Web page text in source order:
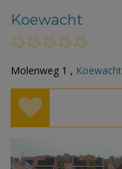
Koewacht
Molenweg 1 , Koewacht